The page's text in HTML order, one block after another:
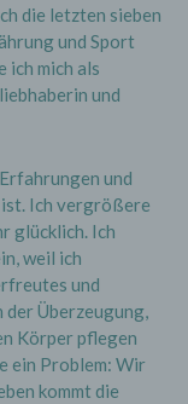
die letzten sieben
und Sport
mich als
und
und
Ich vergrößere
glücklich. Ich
weil ich
und
der Überzeugung,
Körper pflegen
ein Problem: Wir
kommt die